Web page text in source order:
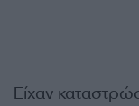
Είχαν